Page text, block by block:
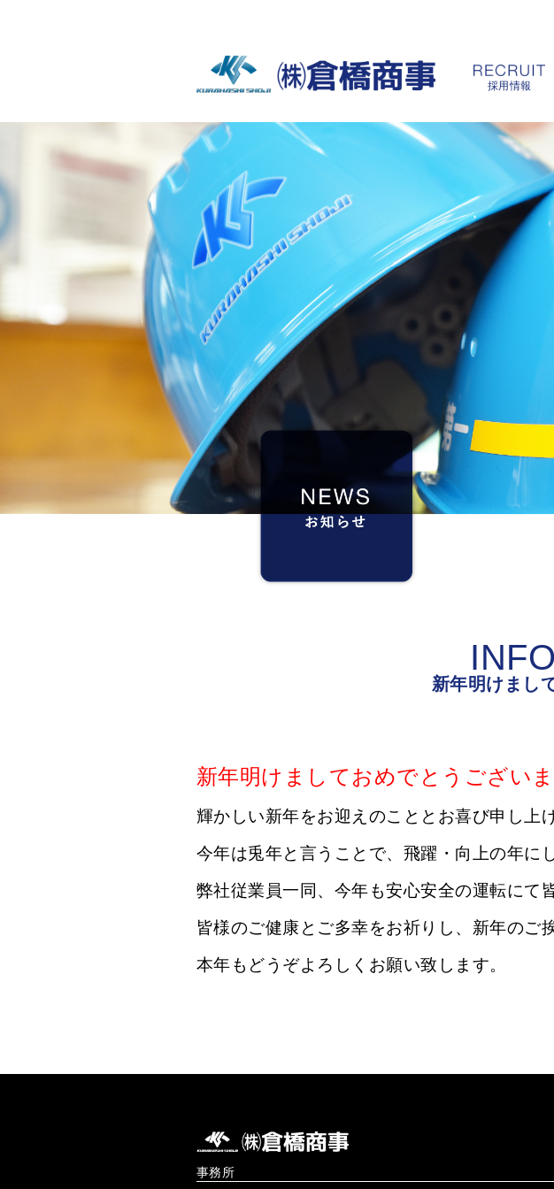
採用情報
新年明けまし
新年明けましておめでとうござい
輝かしい新年をお迎えのこととお喜び申し上
今年は兎年と言うことで、飛躍・向上の年に
弊社従業員一同、今年も安心安全の運転にて
皆様のご健康とご多幸をお祈りし、新年のご
本年もどうぞよろしくお願い致します。
事務所